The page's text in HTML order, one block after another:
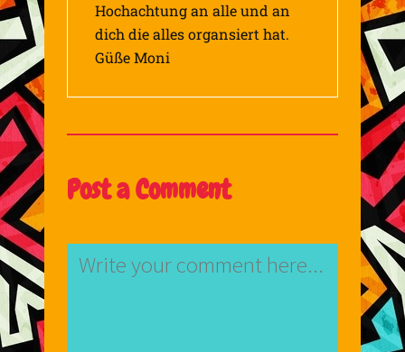
Hochachtung an alle und an
dich die alles organsiert hat.
Güße Moni
Post a Comment